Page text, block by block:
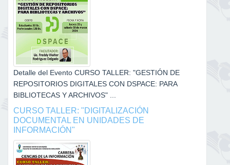
Detalle del Evento CURSO TALLER: "GESTIÓN DE
REPOSITORIOS DIGITALES CON DSPACE: PARA
BIBLIOTECAS Y ARCHIVOS" ...
CURSO TALLER: "DIGITALIZACIÓN
DOCUMENTAL EN UNIDADES DE
INFORMACIÓN"